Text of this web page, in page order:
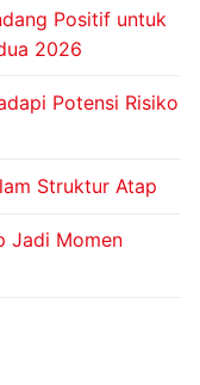
Positif untuk
2026
Potensi Risiko
Struktur Atap
Jadi Momen